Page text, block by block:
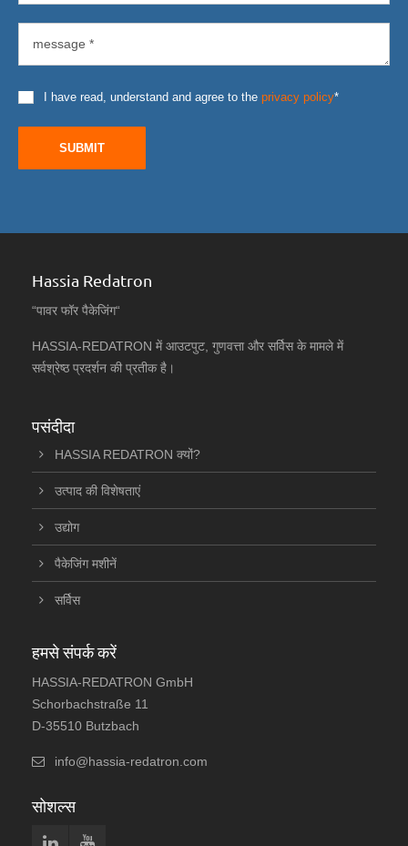
I have read, understand and agree to the privacy policy*
SUBMIT
Hassia Redatron
“पावर फॉर पैकेजिंग“
HASSIA-REDATRON में आउटपुट, गुणवत्ता और सर्विस के मामले में
सर्वश्रेष्ठ प्रदर्शन की प्रतीक है।
पसंदीदा
HASSIA REDATRON क्यों?
उत्पाद की विशेषताएं
उद्योग
पैकेजिंग मशीनें
सर्विस
हमसे संपर्क करें
HASSIA-REDATRON GmbH
Schorbachstraße 11
D-35510 Butzbach
info@hassia-redatron.com
सोशल्स